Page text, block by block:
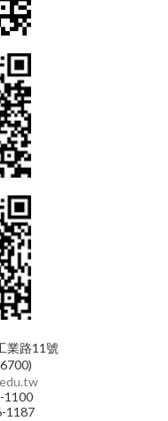
業路11號
1100
1187